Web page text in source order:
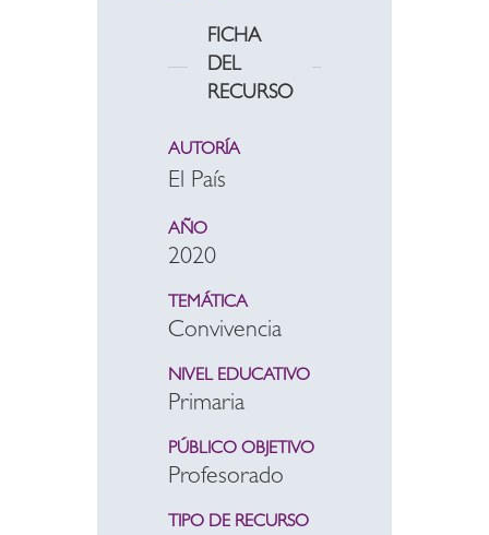
FICHA
DEL
RECURSO
AUTORÍA
El País
AÑO
2020
TEMÁTICA
Convivencia
NIVEL EDUCATIVO
Primaria
PÚBLICO OBJETIVO
Profesorado
TIPO DE RECURSO